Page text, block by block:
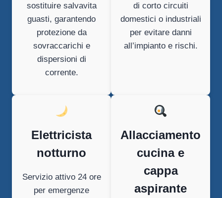
sostituire salvavita
guasti, garantendo
protezione da
sovraccarichi e
dispersioni di
corrente.
di corto circuiti
domestici o industriali
per evitare danni
all’impianto e rischi.
Elettricista
notturno
Servizio attivo 24 ore
per emergenze
Allacciamento
cucina e
cappa
aspirante